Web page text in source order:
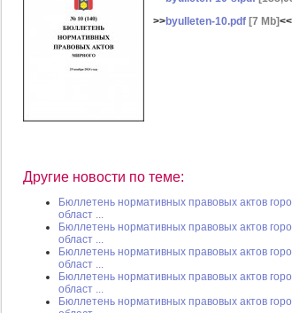
>>byulleten-10.pdf [7 Mb]<<
Другие новости по теме:
Бюллетень нормативных правовых актов
област ...
Бюллетень нормативных правовых актов
област ...
Бюллетень нормативных правовых актов
област ...
Бюллетень нормативных правовых актов
област ...
Бюллетень нормативных правовых актов